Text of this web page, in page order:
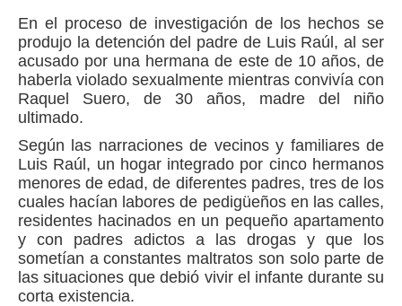
En el proceso de investigación de los hechos se
produjo la detención del padre de Luis Raúl, al ser
acusado por una hermana de este de 10 años, de
haberla violado sexualmente mientras convivía con
Raquel Suero, de 30 años, madre del niño
ultimado.
Según las narraciones de vecinos y familiares de
Luis Raúl, un hogar integrado por cinco hermanos
menores de edad, de diferentes padres, tres de los
cuales hacían labores de pedigüeños en las calles,
residentes hacinados en un pequeño apartamento
y con padres adictos a las drogas y que los
sometían a constantes maltratos son solo parte de
las situaciones que debió vivir el infante durante su
corta existencia.